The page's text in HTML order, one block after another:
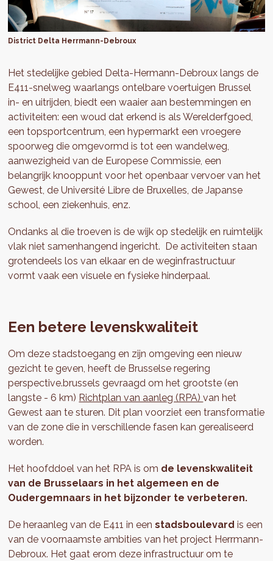
District Delta Herrmann-Debroux
Het stedelijke gebied Delta-Hermann-Debroux langs de
E411-snelweg waarlangs ontelbare voertuigen Brussel
in- en uitrijden, biedt een waaier aan bestemmingen en
activiteiten: een woud dat erkend is als Werelderfgoed,
een topsportcentrum, een hypermarkt een vroegere
spoorweg die omgevormd is tot een wandelweg,
aanwezigheid van de Europese Commissie, een
belangrijk knooppunt voor het openbaar vervoer van het
Gewest, de Université Libre de Bruxelles, de Japanse
school, een ziekenhuis, enz.
Ondanks al die troeven is de wijk op stedelijk en ruimtelijk
vlak niet samenhangend ingericht. De activiteiten staan
grotendeels los van elkaar en de weginfrastructuur
vormt vaak een visuele en fysieke hinderpaal.
Een betere levenskwaliteit
Om deze stadstoegang en zijn omgeving een nieuw
gezicht te geven, heeft de Brusselse regering
perspective.brussels gevraagd om het grootste (en
langste - 6 km) Richtplan van aanleg (RPA)van het
Gewest aan te sturen. Dit plan voorziet een transformatie
van de zone die in verschillende fasen kan gerealiseerd
worden.
Het hoofddoel van het RPA is om de levenskwaliteit
van de Brusselaars in het algemeen en de
Oudergemnaars in het bijzonder te verbeteren.
De heraanleg van de E411 in eenstadsboulevard is een
van de voornaamste ambities van het project Herrmann-
Debroux. Het gaat erom deze infrastructuur om te